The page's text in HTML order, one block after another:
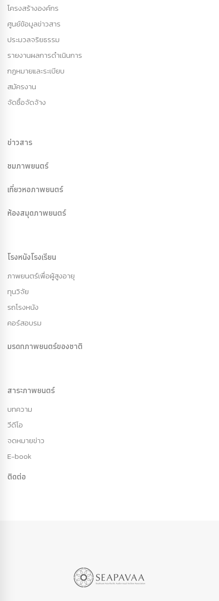
โครงสร้างองค์กร
ศูนย์ข้อมูลข่าวสาร
ประมวลจริยธรรม
รายงานผลการดำเนินการ
กฏหมายและระเบียบ
สมัครงาน
จัดซื้อจัดจ้าง
ข่าวสาร
ชมภาพยนตร์
เที่ยวหอภาพยนตร์
ห้องสมุดภาพยนตร์
โรงหนังโรงเรียน
ภาพยนตร์เพื่อผู้สูงอายุ
ทุนวิจัย
รถโรงหนัง
คอร์สอบรม
มรดกภาพยนตร์ของชาติ
สาระภาพยนตร์
บทความ
วีดีโอ
จดหมายข่าว
E-book
ติดต่อ